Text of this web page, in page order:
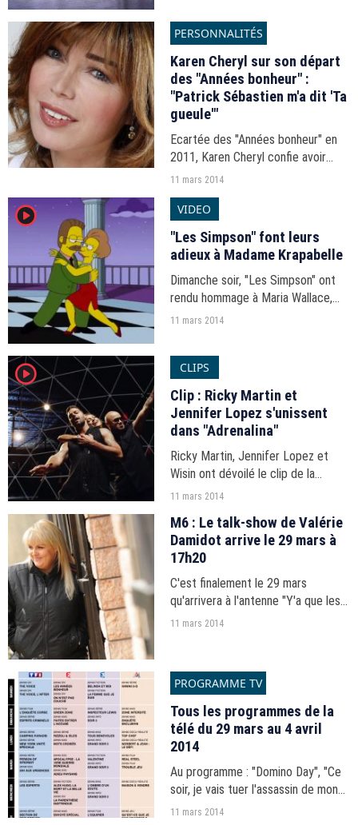
PERSONNALITÉS
Karen Cheryl sur son départ
des "Années bonheur" :
"Patrick Sébastien m'a dit 'Ta
gueule'"
Ecartée des "Années bonheur" en
2011, Karen Cheryl confie avoir
connu une vive altercation avec
11 mars 2014
player2 VIDEO
"Les Simpson" font leurs
adieux à Madame Krapabelle
Dimanche soir, "Les Simpson" ont
rendu hommage à Maria Wallace,
voix d'Edna Krapabelle dans la série,
11 mars 2014
player2 CLIPS
Clip : Ricky Martin et
Jennifer Lopez s'unissent
dans "Adrenalina"
Ricky Martin, Jennifer Lopez et
Wisin ont dévoilé le clip de la
version anglo-espagnole de
11 mars 2014
M6 : Le talk-show de Valérie
Damidot arrive le 29 mars à
17h20
C'est finalement le 29 mars
qu'arrivera à l'antenne "Y'a que les
imbéciles qui ne changent pas
11 mars 2014
PROGRAMME TV
Tous les programmes de la
télé du 29 mars au 4 avril
2014
Au programme : "Domino Day", "Ce
soir, je vais tuer l'assassin de mon
fils", "Un trésor dans votre maison"
11 mars 2014